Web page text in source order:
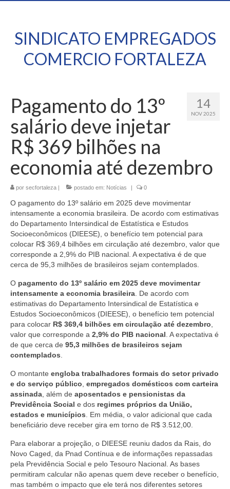
SINDICATO EMPREGADOS
COMERCIO FORTALEZA
14
NOV 2025
Pagamento do 13º
salário deve injetar
R$ 369 bilhões na
economia até dezembro
por secfortaleza | postado em: Notícias | 0
O pagamento do 13º salário em 2025 deve movimentar
intensamente a economia brasileira. De acordo com estimativas
do Departamento Intersindical de Estatística e Estudos
Socioeconômicos (DIEESE), o benefício tem potencial para
colocar R$ 369,4 bilhões em circulação até dezembro, valor que
corresponde a 2,9% do PIB nacional. A expectativa é de que
cerca de 95,3 milhões de brasileiros sejam contemplados.
O pagamento do 13º salário em 2025 deve movimentar
intensamente a economia brasileira . De acordo com
estimativas do Departamento Intersindical de Estatística e
Estudos Socioeconômicos (DIEESE), o benefício tem potencial
para colocar R$ 369,4 bilhões em circulação até dezembro
valor que corresponde a 2,9% do PIB nacional . A expectativa é
de que cerca de 95,3 milhões de brasileiros sejam
contemplados
O montante engloba trabalhadores formais do setor privado
e do serviço público empregados domésticos com carteira
assinada , além de aposentados e pensionistas da
Previdência Social e dos regimes próprios da União,
estados e municípios . Em média, o valor adicional que cada
beneficiário deve receber gira em torno de R$ 3.512,00.
Para elaborar a projeção, o DIEESE reuniu dados da Rais, do
Novo Caged, da Pnad Contínua e de informações repassadas
pela Previdência Social e pelo Tesouro Nacional. As bases
permitiram calcular não apenas quem deve receber o benefício,
mas também o impacto que ele terá nos diferentes setores